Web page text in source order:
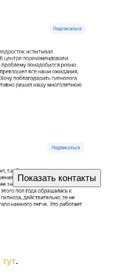
тут.
Показать контакты